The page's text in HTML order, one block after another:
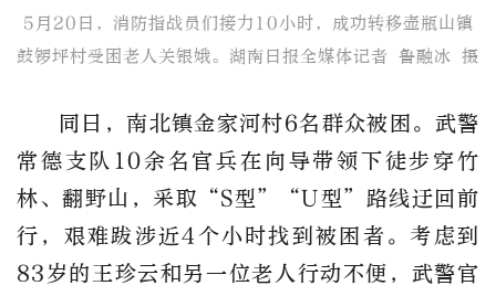
5月20日，消防指战员们接力10小时，成功转移壶瓶山镇
鼓锣坪村受困老人关银娥。湖南日报全媒体记者 鲁融冰 摄
同日，南北镇金家河村6名群众被困。武警
常德支队10余名官兵在向导带领下徒步穿竹
林、翻野山，采取“S型”“U型”路线迂回前
行，艰难跋涉近4个小时找到被困者。考虑到
83岁的王珍云和另一位老人行动不便，武警官